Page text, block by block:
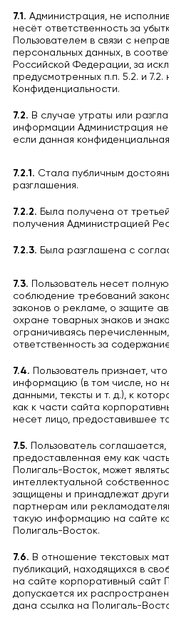
7.1. Администрация, не
несёт ответственность за
Пользователем в связи с
персональных данных, в
Российской Федерации, за
предусмотренных п.п. 5.2. и
Конфиденциальности.
7.2. В случае утраты или
информации Администрация не
если данная
7.2.1. Стала публичным
разглашения.
7.2.2. Была получена от
получения Администрацией
7.2.3. Была разглашена с
7.3. Пользователь несет
соблюдение требований
законов о рекламе, о защите
охране товарных знаков и
ограничиваясь
ответственность за
7.4. Пользователь признает,
информацию (в том числе, но
данными, тексты и т. д.), к
как к части сайта
несет лицо, предоставившее
7.5. Пользователь
предоставленная ему как
Полигаль-Восток, может
интеллектуальной
защищены и принадлежат
партнерам или
такую информацию на сайте
Полигаль-Восток.
7.6. В отношение текстовых
публикаций, находящихся в
на сайте корпоративный сайт
допускается их
дана ссылка на Полигаль-